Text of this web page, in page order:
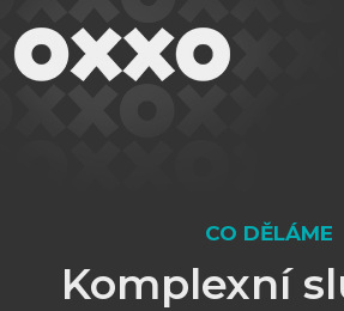
CO DĚLÁME
Komplexní